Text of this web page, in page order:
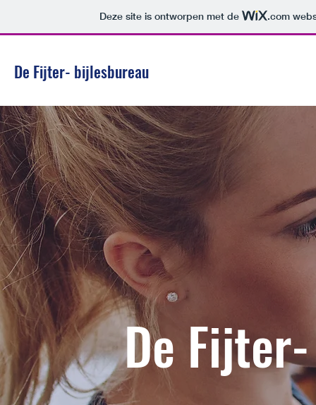
Deze site is ontworpen met de .com
De Fijter- bijlesbureau
De